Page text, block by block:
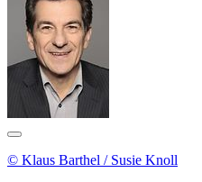
© Klaus Barthel / Susie Knoll